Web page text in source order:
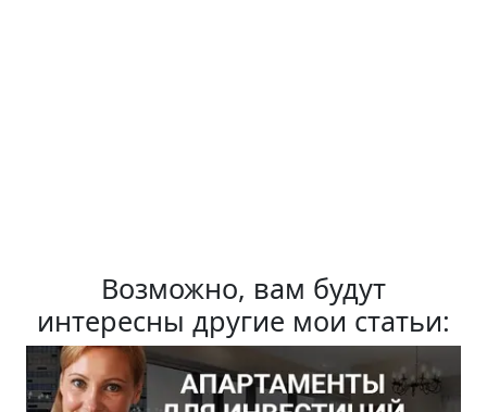
Возможно, вам будут
интересны другие мои статьи: